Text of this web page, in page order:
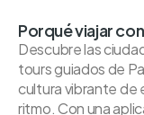
Porqué viajar
Descubre las
tours guiados de
cultura vibrante de
ritmo. Con una